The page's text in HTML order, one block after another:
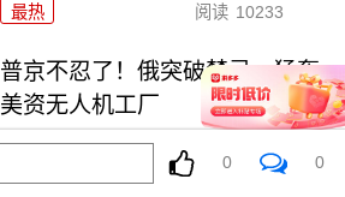
最热 阅读 10233
普京不忍了！俄突破禁忌，猛轰
美资无人机工厂
阅读 8713
0 0